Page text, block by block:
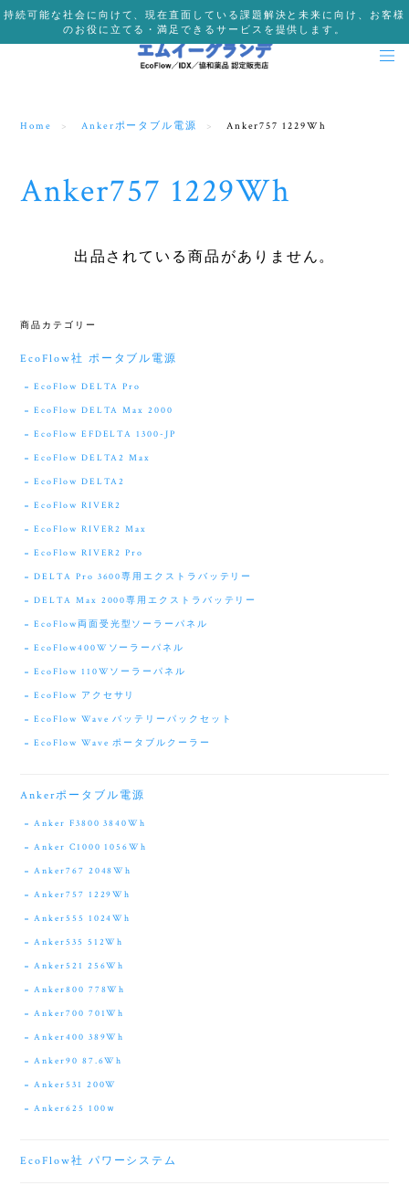
持続可能な社会に向けて、現在直面している課題解決と未来に向け、お客様
のお役に立てる・満足できるサービスを提供します。
Home Ankerポータブル電源 Anker757 1229Wh
Anker757 1229Wh
出品されている商品がありません。
商品カテゴリー
EcoFlow社 ポータブル電源
EcoFlow DELTA Pro
EcoFlow DELTA Max 2000
EcoFlow EFDELTA 1300-JP
EcoFlow DELTA2 Max
EcoFlow DELTA2
EcoFlow RIVER2
EcoFlow RIVER2 Max
EcoFlow RIVER2 Pro
DELTA Pro 3600専用エクストラバッテリー
DELTA Max 2000専用エクストラバッテリー
EcoFlow両面受光型ソーラーパネル
EcoFlow400Wソーラーパネル
EcoFlow 110Wソーラーパネル
EcoFlow アクセサリ
EcoFlow Wave バッテリーパックセット
EcoFlow Wave ポータブルクーラー
Ankerポータブル電源
Anker F3800 3840Wh
Anker C1000 1056Wh
Anker767 2048Wh
Anker757 1229Wh
Anker555 1024Wh
Anker535 512Wh
Anker521 256Wh
Anker800 778Wh
Anker700 701Wh
Anker400 389Wh
Anker90 87.6Wh
Anker531 200W
Anker625 100ｗ
EcoFlow社 パワーシステム